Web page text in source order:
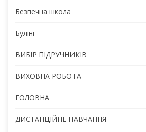
Безпечна школа
Булінг
ВИБІР ПІДРУЧНИКІВ
ВИХОВНА РОБОТА
ГОЛОВНА
ДИСТАНЦІЙНЕ НАВЧАННЯ